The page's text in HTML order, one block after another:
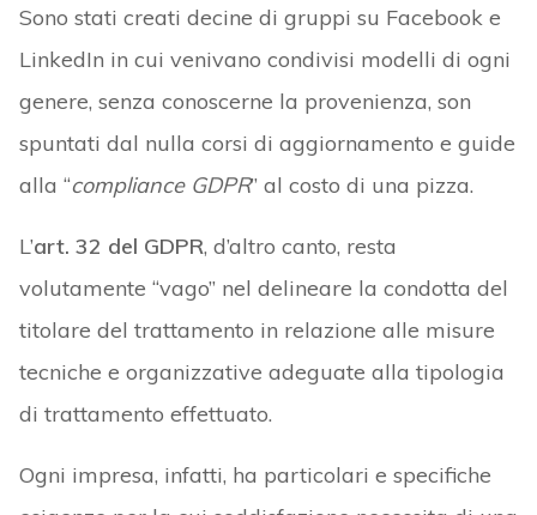
Sono stati creati decine di gruppi su Facebook e
LinkedIn in cui venivano condivisi modelli di ogni
genere, senza conoscerne la provenienza, son
spuntati dal nulla corsi di aggiornamento e guide
alla “compliance GDPR” al costo di una pizza.
L’art. 32 del GDPR, d’altro canto, resta
volutamente “vago” nel delineare la condotta del
titolare del trattamento in relazione alle misure
tecniche e organizzative adeguate alla tipologia
di trattamento effettuato.
Ogni impresa, infatti, ha particolari e specifiche